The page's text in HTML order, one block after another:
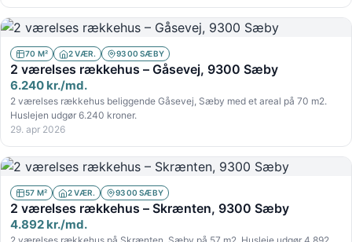
70 M² 2 VÆR. 9300 SÆBY
2 værelses rækkehus – Gåsevej, 9300 Sæby
6.240 kr./md.
2 værelses rækkehus beliggende Gåsevej, Sæby med et areal på 70 m2.
Huslejen udgør 6.240 kroner.
29. apr 2026
57 M² 2 VÆR. 9300 SÆBY
2 værelses rækkehus – Skrænten, 9300 Sæby
4.892 kr./md.